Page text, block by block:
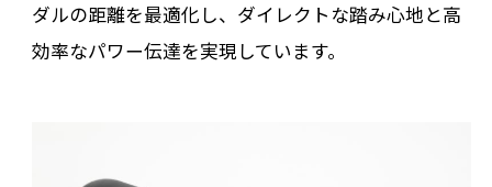
ダルの距離を最適化し、ダイレクトな踏み心地と高
効率なパワー伝達を実現しています。